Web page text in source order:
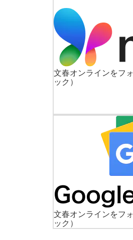
文春オンラインをフ
ック）
文春オンラインをフ
ック）